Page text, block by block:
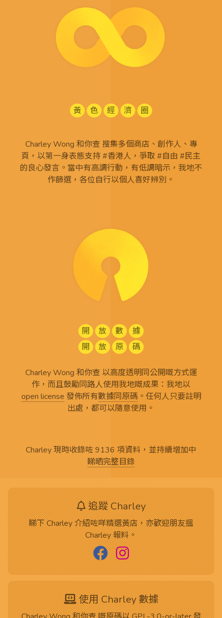
黃 色 經 濟 圈
Charley Wong 和你查 搜集多個商店、創作人、專
頁，以第一身表態支持 #香港人，爭取 #自由 #民主
的良心發言。當中有高調行動，有低調暗示，我地不
作篩選，各位自行以個人喜好辨別。
開 放 數
據
開
放 原 碼
Charley Wong 和你查 以高度透明同公開嘅方式運
作，而且鼓勵同路人使用我地嘅成果：我地以
open license 發佈所有數據同原碼。任何人只要註明
出處，都可以隨意使用。
Charley 現時收錄咗 9136 項資料，並持續增加中
睇晒完整目錄
追蹤 Charley
睇下 Charley 介紹咗咩精選黃店，亦歡迎朋友搵
Charley 報料。
使用 Charley 數據